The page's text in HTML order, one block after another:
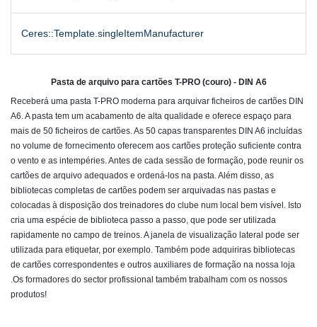
Ceres::Template.singleItemManufacturer
Pasta de arquivo para cartões T-PRO (couro) - DIN A6
Receberá uma pasta T-PRO moderna para arquivar ficheiros de cartões DIN
A6. A pasta tem um acabamento de alta qualidade e oferece espaço para
mais de 50 ficheiros de cartões. As 50 capas transparentes DIN A6 incluídas
no volume de fornecimento oferecem aos cartões proteção suficiente contra
o vento e as intempéries. Antes de cada sessão de formação, pode reunir os
cartões de arquivo adequados e ordená-los na pasta. Além disso, as
bibliotecas completas de cartões podem ser arquivadas nas pastas e
colocadas à disposição dos treinadores do clube num local bem visível. Isto
cria uma espécie de biblioteca passo a passo, que pode ser utilizada
rapidamente no campo de treinos. A janela de visualização lateral pode ser
utilizada para etiquetar, por exemplo. Também pode adquiriras bibliotecas
de cartões correspondentes e outros auxiliares de formação na nossa loja
.Os formadores do sector profissional também trabalham com os nossos
produtos!